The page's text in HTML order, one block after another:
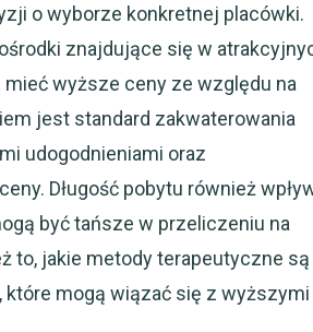
o wyborze konkretnej placówki.
znajdujące się w
wyższe ceny ze względu na
jest standard zakwaterowania
udogodnieniami oraz
Długość pobytu również
być tańsze w przeliczeniu na
to, jakie metody terapeutyczne są
mogą wiązać się z wyższymi